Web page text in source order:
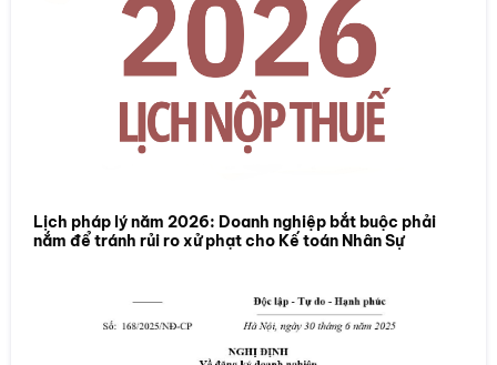
Lịch pháp lý năm 2026: Doanh nghiệp bắt buộc phải
nắm để tránh rủi ro xử phạt cho Kế toán Nhân Sự